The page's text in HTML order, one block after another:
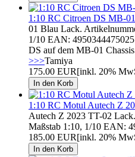
1:10 RC Citroen DS MB-
01 Blau Lack.
1/10 EAN:
DS auf dem MB-01
>>>Tamiya
175.00 EUR[inkl. 20%
1:10 RC Motul Autech Z
Autech Z 2023 TT-02
Maßstab 1:10, 1/10 EAN:
185.00 EUR[inkl. 20%